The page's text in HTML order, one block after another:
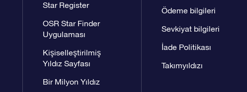
Star Register
OSR Star Finder
Uygulaması
Kişiselleştirilmiş
Yıldız Sayfası
Bir Milyon Yıldız
Ödeme bilgileri
Sevkiyat bilgileri
İade Politikası
Takımyıldızı